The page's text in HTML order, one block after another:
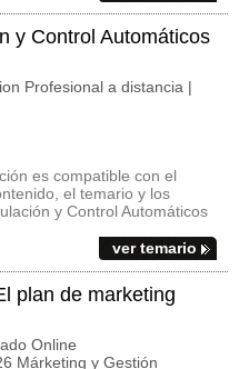
y Control Automáticos
Profesional a distancia |
es compatible con el
el temario y los
y Control Automáticos
ver temario
plan de marketing
Online
Márketing y Gestión